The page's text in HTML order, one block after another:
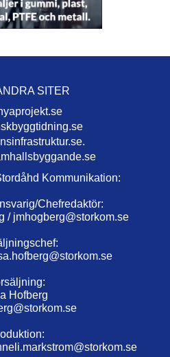
SITER
Kommunikation:
Chefredaktör:
/ jmhogberg@storkom.se
Hofberg